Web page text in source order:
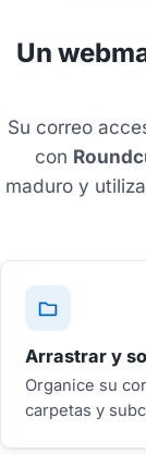
Un
Su correo
con
maduro y
Arrastrar y
Organice su
carpetas y